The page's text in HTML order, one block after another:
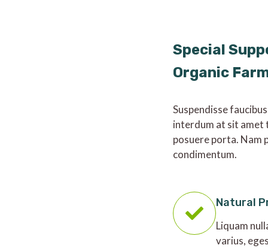
Special
Organic
Suspendisse
interdum at sit amet
posuere porta. Nam
condimentum.
Natural
Liquam
varius,